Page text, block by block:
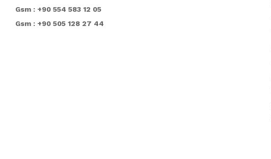
Gsm : +90 554 583 12 05
Gsm : +90 505 128 27 44